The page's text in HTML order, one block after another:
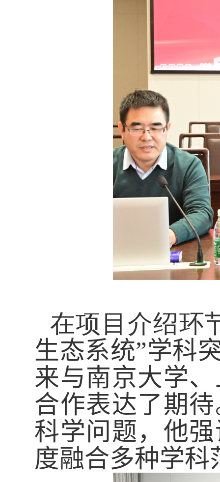
在项目介绍环
生态系统”学科
来与南京大学
合作表达了期
科学问题， 他
度融合多种学科